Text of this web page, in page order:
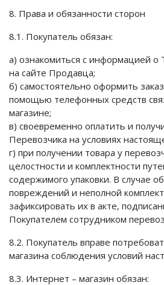
8. Права и обязанности сторон
8.1. Покупатель обязан:
а) ознакомиться с информацией
на сайте Продавца;
б) самостоятельно оформить
помощью телефонных средств
магазине;
в) своевременно оплатить и
Перевозчика на условиях
г) при получении товара у
целостности и комплектности
содержимого упаковки. В случае
повреждений и неполной
зафиксировать их в акте,
Покупателем сотрудником
8.2. Покупатель вправе
магазина соблюдения условий
8.3. Интернет – магазин обязан: